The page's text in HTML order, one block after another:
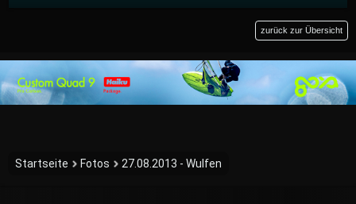
zurück zur Übersicht
Startseite Fotos 27.08.2013 - Wulfen